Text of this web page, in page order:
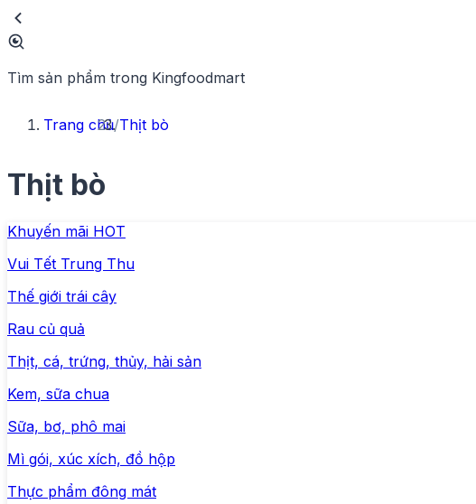
Tìm sản phẩm trong Kingfoodmart
Trang chủ/Thịt bò
Thịt bò
Khuyến mãi HOT
Vui Tết Trung Thu
Thế giới trái cây
Rau củ quả
Thịt, cá, trứng, thủy, hải sản
Kem, sữa chua
Sữa, bơ, phô mai
Mì gói, xúc xích, đồ hộp
Thực phẩm đông mát